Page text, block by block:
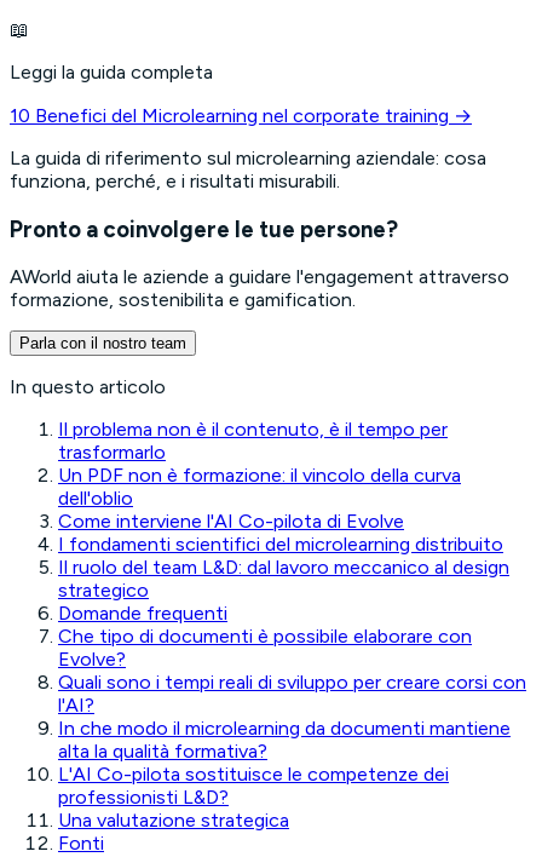
📖
Leggi la guida completa
10 Benefici del Microlearning nel corporate training →
La guida di riferimento sul microlearning aziendale: cosa
funziona, perché, e i risultati misurabili.
Pronto a coinvolgere le tue persone?
AWorld aiuta le aziende a guidare l'engagement attraverso
formazione, sostenibilita e gamification.
Parla con il nostro team
In questo articolo
Il problema non è il contenuto, è il tempo per
trasformarlo
Un PDF non è formazione: il vincolo della curva
dell'oblio
Come interviene l'AI Co-pilota di Evolve
I fondamenti scientifici del microlearning distribuito
Il ruolo del team L&D: dal lavoro meccanico al design
strategico
Domande frequenti
Che tipo di documenti è possibile elaborare con
Evolve?
Quali sono i tempi reali di sviluppo per creare corsi con
l'AI?
In che modo il microlearning da documenti mantiene
alta la qualità formativa?
L'AI Co-pilota sostituisce le competenze dei
professionisti L&D?
Una valutazione strategica
Fonti